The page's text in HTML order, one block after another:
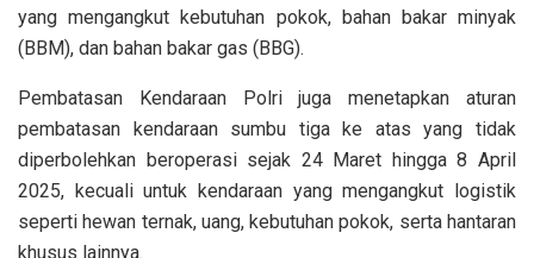
yang mengangkut kebutuhan pokok, bahan bakar minyak
(BBM), dan bahan bakar gas (BBG).
Pembatasan Kendaraan Polri juga menetapkan aturan
pembatasan kendaraan sumbu tiga ke atas yang tidak
diperbolehkan beroperasi sejak 24 Maret hingga 8 April
2025, kecuali untuk kendaraan yang mengangkut logistik
seperti hewan ternak, uang, kebutuhan pokok, serta hantaran
khusus lainnya.